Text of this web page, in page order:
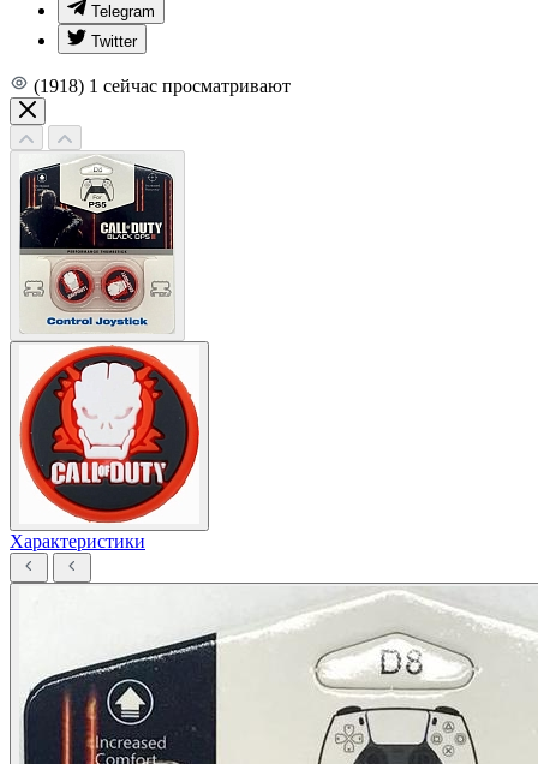
Telegram
Twitter
(1918) 1 сейчас просматривают
Характеристики